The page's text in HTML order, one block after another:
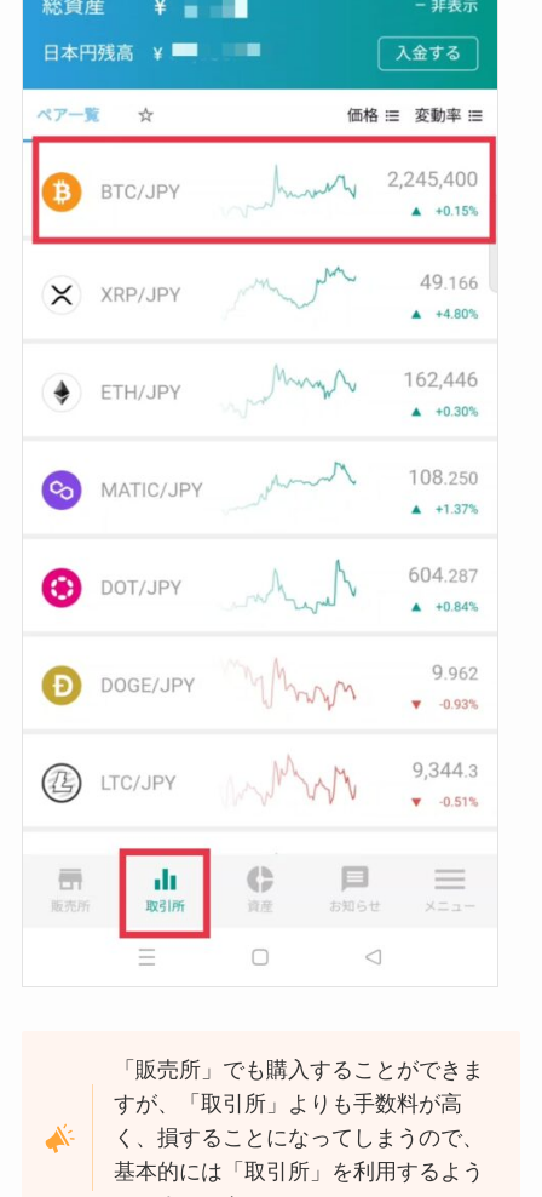
「販売所」でも購入することができま
すが、「取引所」よりも手数料が高
く、損することになってしまうので、
基本的には「取引所」を利用するよう